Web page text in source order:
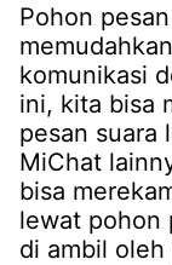
Pohon
komunikasi
ini, kita bisa
pesan suara
MiChat
bisa
lewat pohon
di ambil